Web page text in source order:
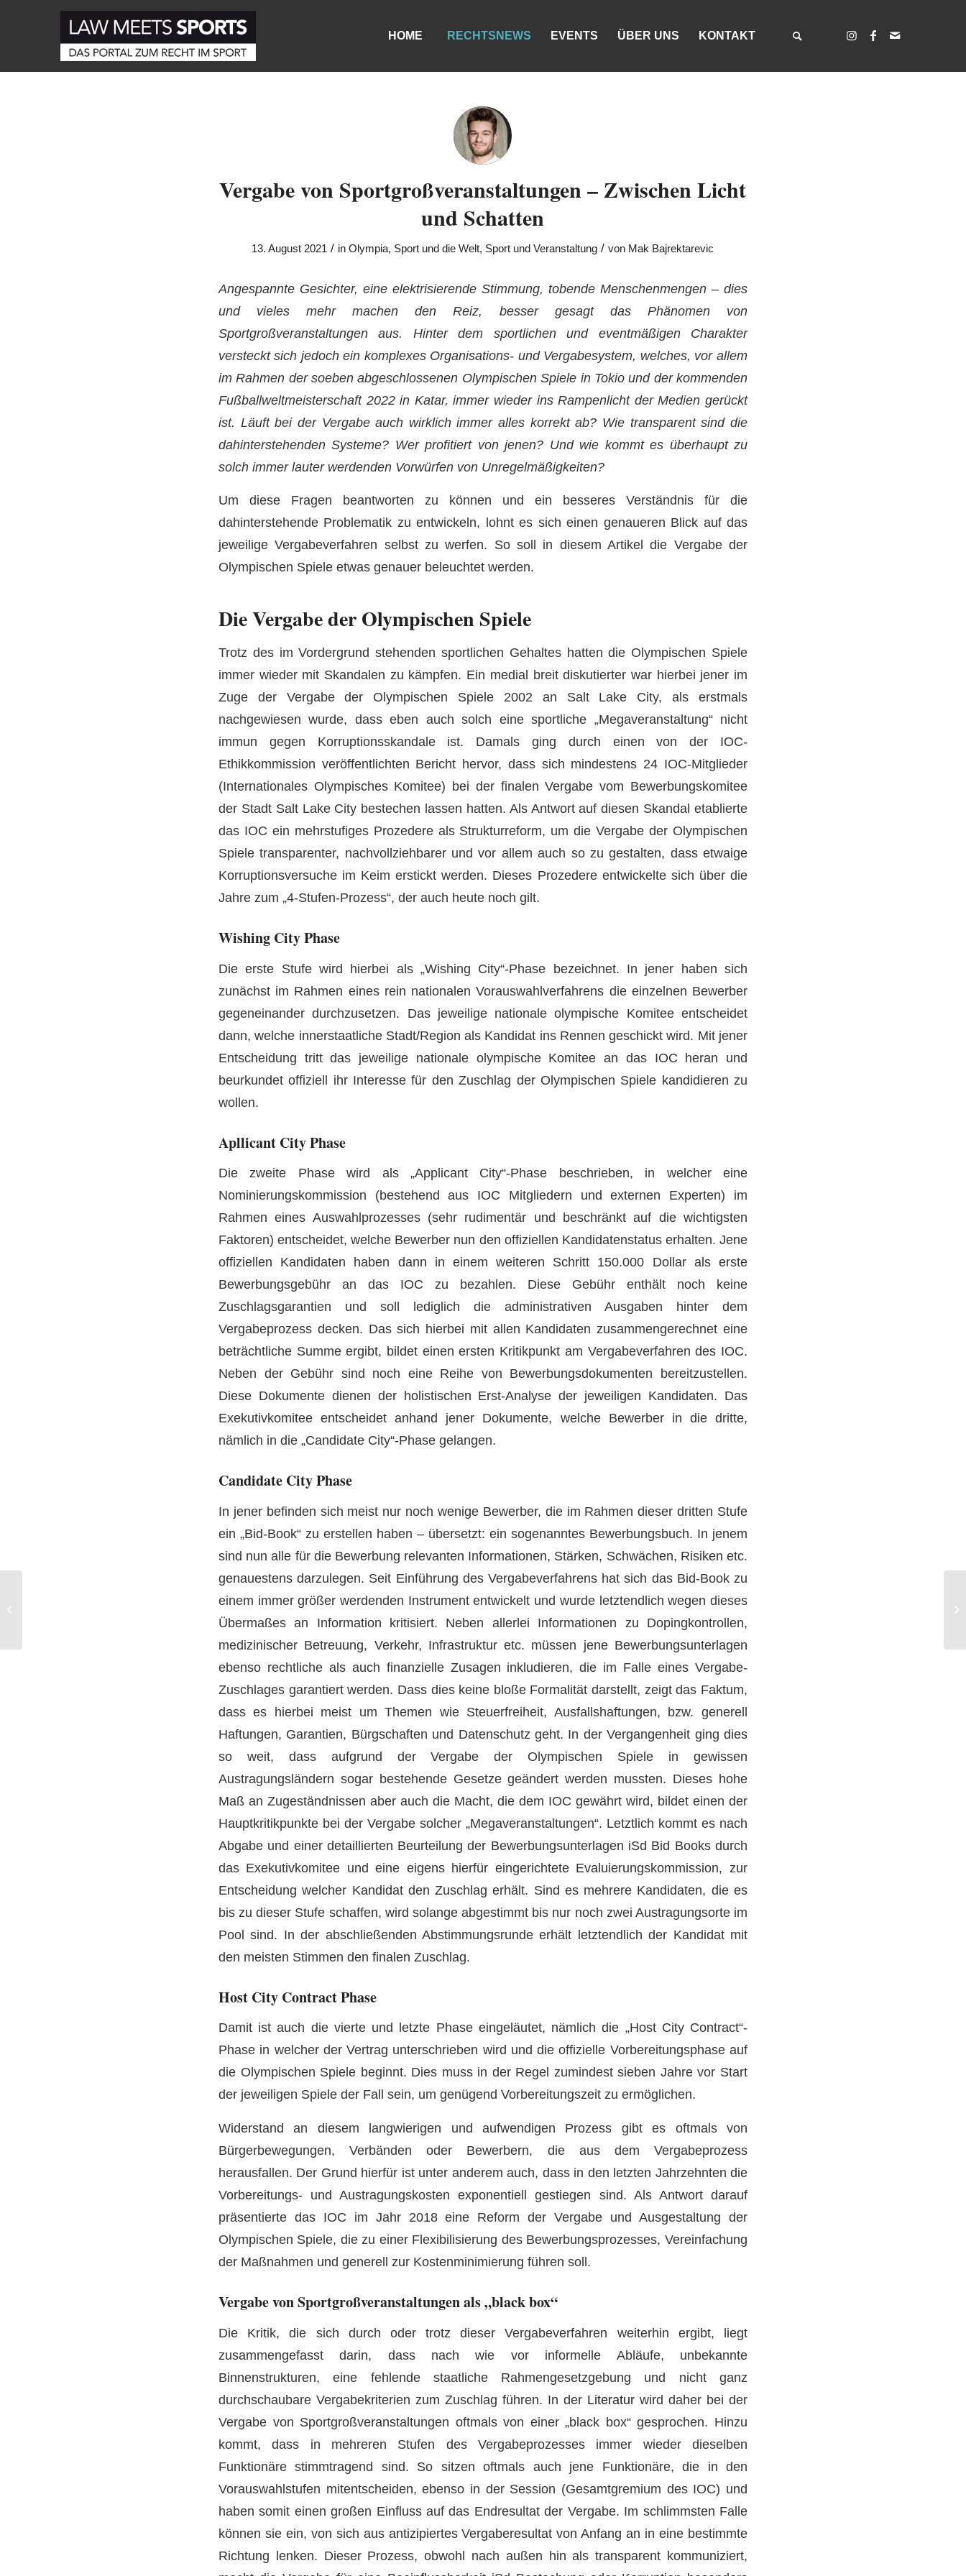
HOME RECHTSNEWS EVENTS ÜBER UNS KONTAKT
Vergabe von Sportgroßveranstaltungen – Zwischen Licht
und Schatten
13. August 2021 / inOlympia, Sport und die Welt, Sport und Veranstaltung / von Mak Bajrektarevic
Angespannte Gesichter, eine elektrisierende Stimmung, tobende Menschenmengen – dies
und vieles mehr machen den Reiz, besser gesagt das Phänomen von
Sportgroßveranstaltungen aus. Hinter dem sportlichen und eventmäßigen Charakter
versteckt sich jedoch ein komplexes Organisations- und Vergabesystem, welches, vor allem
im Rahmen der soeben abgeschlossenen Olympischen Spiele in Tokio und der kommenden
Fußballweltmeisterschaft 2022 in Katar, immer wieder ins Rampenlicht der Medien gerückt
ist. Läuft bei der Vergabe auch wirklich immer alles korrekt ab? Wie transparent sind die
dahinterstehenden Systeme? Wer profitiert von jenen? Und wie kommt es überhaupt zu
solch immer lauter werdenden Vorwürfen von Unregelmäßigkeiten?
Um diese Fragen beantworten zu können und ein besseres Verständnis für die
dahinterstehende Problematik zu entwickeln, lohnt es sich einen genaueren Blick auf das
jeweilige Vergabeverfahren selbst zu werfen. So soll in diesem Artikel die Vergabe der
Olympischen Spiele etwas genauer beleuchtet werden.
Die Vergabe der Olympischen Spiele
Trotz des im Vordergrund stehenden sportlichen Gehaltes hatten die Olympischen Spiele
immer wieder mit Skandalen zu kämpfen. Ein medial breit diskutierter war hierbei jener im
Zuge der Vergabe der Olympischen Spiele 2002 an Salt Lake City, als erstmals
nachgewiesen wurde, dass eben auch solch eine sportliche „Megaveranstaltung“ nicht
immun gegen Korruptionsskandale ist. Damals ging durch einen von der IOC-
Ethikkommission veröffentlichten Bericht hervor, dass sich mindestens 24 IOC-Mitglieder
(Internationales Olympisches Komitee) bei der finalen Vergabe vom Bewerbungskomitee
der Stadt Salt Lake City bestechen lassen hatten. Als Antwort auf diesen Skandal etablierte
das IOC ein mehrstufiges Prozedere als Strukturreform, um die Vergabe der Olympischen
Spiele transparenter, nachvollziehbarer und vor allem auch so zu gestalten, dass etwaige
Korruptionsversuche im Keim erstickt werden. Dieses Prozedere entwickelte sich über die
Jahre zum „4-Stufen-Prozess“, der auch heute noch gilt.
Wishing City Phase
Die erste Stufe wird hierbei als „Wishing City“-Phase bezeichnet. In jener haben sich
zunächst im Rahmen eines rein nationalen Vorauswahlverfahrens die einzelnen Bewerber
gegeneinander durchzusetzen. Das jeweilige nationale olympische Komitee entscheidet
dann, welche innerstaatliche Stadt/Region als Kandidat ins Rennen geschickt wird. Mit jener
Entscheidung tritt das jeweilige nationale olympische Komitee an das IOC heran und
beurkundet offiziell ihr Interesse für den Zuschlag der Olympischen Spiele kandidieren zu
wollen.
Apllicant City Phase
Die zweite Phase wird als „Applicant City“-Phase beschrieben, in welcher eine
Nominierungskommission (bestehend aus IOC Mitgliedern und externen Experten) im
Rahmen eines Auswahlprozesses (sehr rudimentär und beschränkt auf die wichtigsten
Faktoren) entscheidet, welche Bewerber nun den offiziellen Kandidatenstatus erhalten. Jene
offiziellen Kandidaten haben dann in einem weiteren Schritt 150.000 Dollar als erste
Bewerbungsgebühr an das IOC zu bezahlen. Diese Gebühr enthält noch keine
Zuschlagsgarantien und soll lediglich die administrativen Ausgaben hinter dem
Vergabeprozess decken. Das sich hierbei mit allen Kandidaten zusammengerechnet eine
beträchtliche Summe ergibt, bildet einen ersten Kritikpunkt am Vergabeverfahren des IOC.
Neben der Gebühr sind noch eine Reihe von Bewerbungsdokumenten bereitzustellen.
Diese Dokumente dienen der holistischen Erst-Analyse der jeweiligen Kandidaten. Das
Exekutivkomitee entscheidet anhand jener Dokumente, welche Bewerber in die dritte,
nämlich in die „Candidate City“-Phase gelangen.
Candidate City Phase
In jener befinden sich meist nur noch wenige Bewerber, die im Rahmen dieser dritten Stufe
ein „Bid-Book“ zu erstellen haben – übersetzt: ein sogenanntes Bewerbungsbuch. In jenem
sind nun alle für die Bewerbung relevanten Informationen, Stärken, Schwächen, Risiken etc.
genauestens darzulegen. Seit Einführung des Vergabeverfahrens hat sich das Bid-Book zu
einem immer größer werdenden Instrument entwickelt und wurde letztendlich wegen dieses
Übermaßes an Information kritisiert. Neben allerlei Informationen zu Dopingkontrollen,
medizinischer Betreuung, Verkehr, Infrastruktur etc. müssen jene Bewerbungsunterlagen
ebenso rechtliche als auch finanzielle Zusagen inkludieren, die im Falle eines Vergabe-
Zuschlages garantiert werden. Dass dies keine bloße Formalität darstellt, zeigt das Faktum,
dass es hierbei meist um Themen wie Steuerfreiheit, Ausfallshaftungen, bzw. generell
Haftungen, Garantien, Bürgschaften und Datenschutz geht. In der Vergangenheit ging dies
so weit, dass aufgrund der Vergabe der Olympischen Spiele in gewissen
Austragungsländern sogar bestehende Gesetze geändert werden mussten. Dieses hohe
Maß an Zugeständnissen aber auch die Macht, die dem IOC gewährt wird, bildet einen der
Hauptkritikpunkte bei der Vergabe solcher „Megaveranstaltungen“. Letztlich kommt es nach
Abgabe und einer detaillierten Beurteilung der Bewerbungsunterlagen iSd Bid Books durch
das Exekutivkomitee und eine eigens hierfür eingerichtete Evaluierungskommission, zur
Entscheidung welcher Kandidat den Zuschlag erhält. Sind es mehrere Kandidaten, die es
bis zu dieser Stufe schaffen, wird solange abgestimmt bis nur noch zwei Austragungsorte im
Pool sind. In der abschließenden Abstimmungsrunde erhält letztendlich der Kandidat mit
den meisten Stimmen den finalen Zuschlag.
Host City Contract Phase
Damit ist auch die vierte und letzte Phase eingeläutet, nämlich die „Host City Contract“-
Phase in welcher der Vertrag unterschrieben wird und die offizielle Vorbereitungsphase auf
die Olympischen Spiele beginnt. Dies muss in der Regel zumindest sieben Jahre vor Start
der jeweiligen Spiele der Fall sein, um genügend Vorbereitungszeit zu ermöglichen.
Widerstand an diesem langwierigen und aufwendigen Prozess gibt es oftmals von
Bürgerbewegungen, Verbänden oder Bewerbern, die aus dem Vergabeprozess
herausfallen. Der Grund hierfür ist unter anderem auch, dass in den letzten Jahrzehnten die
Vorbereitungs- und Austragungskosten exponentiell gestiegen sind. Als Antwort darauf
präsentierte das IOC im Jahr 2018 eine Reform der Vergabe und Ausgestaltung der
Olympischen Spiele, die zu einer Flexibilisierung des Bewerbungsprozesses, Vereinfachung
der Maßnahmen und generell zur Kostenminimierung führen soll.
Vergabe von Sportgroßveranstaltungen als „black box“
Die Kritik, die sich durch oder trotz dieser Vergabeverfahren weiterhin ergibt, liegt
zusammengefasst darin, dass nach wie vor informelle Abläufe, unbekannte
Binnenstrukturen, eine fehlende staatliche Rahmengesetzgebung und nicht ganz
durchschaubare Vergabekriterien zum Zuschlag führen. In der Literaturwird daher bei der
Vergabe von Sportgroßveranstaltungen oftmals von einer „black box“ gesprochen. Hinzu
kommt, dass in mehreren Stufen des Vergabeprozesses immer wieder dieselben
Funktionäre stimmtragend sind. So sitzen oftmals auch jene Funktionäre, die in den
Vorauswahlstufen mitentscheiden, ebenso in der Session (Gesamtgremium des IOC) und
haben somit einen großen Einfluss auf das Endresultat der Vergabe. Im schlimmsten Falle
können sie ein, von sich aus antizipiertes Vergaberesultat von Anfang an in eine bestimmte
Richtung lenken. Dieser Prozess, obwohl nach außen hin als transparent kommuniziert,